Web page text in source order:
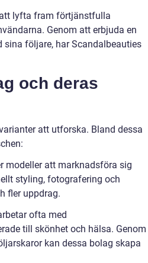
lyfta fram förtjänstfulla
Genom att erbjuda en
följare, har Scandalbeauties
och deras
att utforska. Bland dessa
modeller att marknadsföra sig
styling, fotografering och
fler uppdrag.
ofta med
till skönhet och hälsa. Genom
kan dessa bolag skapa